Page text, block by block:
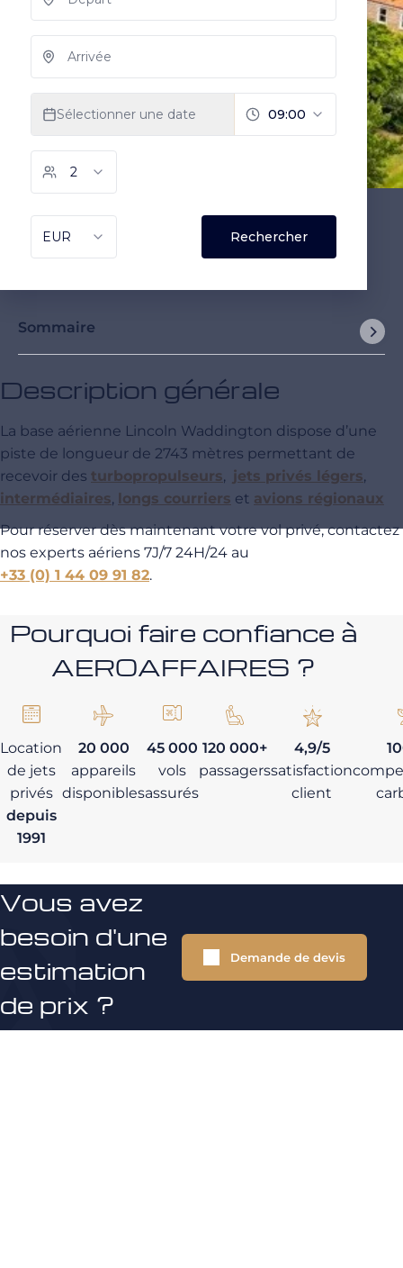
Sommaire
Description générale
La base aérienne Lincoln Waddington dispose d’une
piste de longueur de 2743 mètres permettant de
recevoir des turbopropulseurs, jets privés légers,
intermédiaires, longs courriers et avions régionaux
Pour réserver dès maintenant votre vol privé, contactez
nos experts aériens 7J/7 24H/24 au
+33 (0) 1 44 09 91 82.
Pourquoi faire confiance à
AEROAFFAIRES ?
Location
de jets
privés
depuis
1991
20 000
appareils
disponibles
45 000
vols
assurés
120 000+
passagers
4,9/5
satisfaction
client
Vous avez
besoin d'une
estimation
de prix ?
Demande de devis